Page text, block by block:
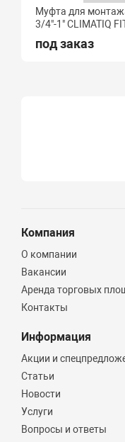
Муфта для
3/4"-1" CLIMATIQ
под заказ
Компания
О компании
Вакансии
Аренда торговых
Контакты
Информация
Акции и
Статьи
Новости
Услуги
Вопросы и ответы